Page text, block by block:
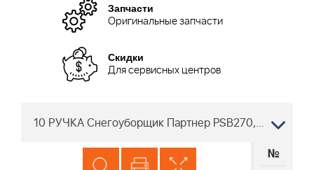
Запчасти
Оригинальные запчасти
Скидки
Для сервисных центров
10 РУЧКА Снегоуборщик Партнер PSB270, 96191004401, 2011-05
№